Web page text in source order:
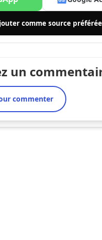
comme source préférée
un
commenter